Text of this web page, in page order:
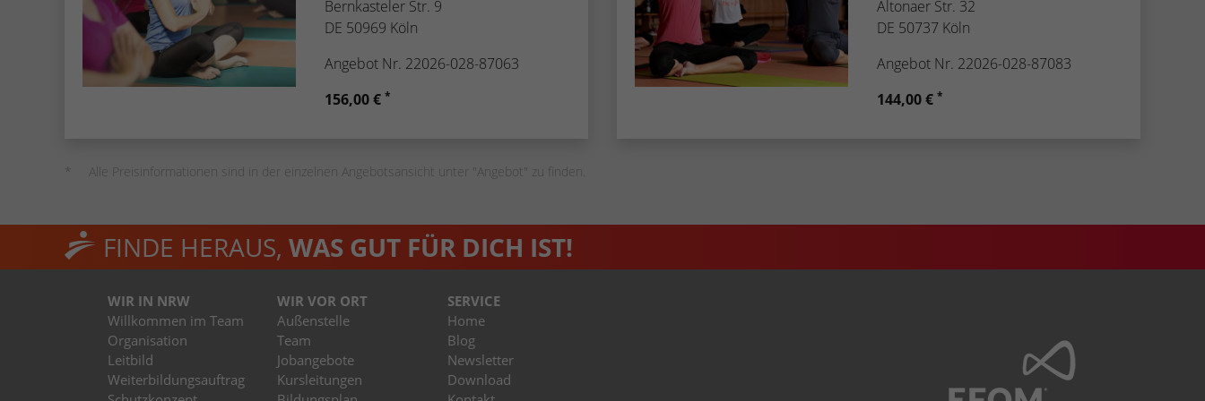
Bernkasteler Str. 9
DE 50969 Köln
Angebot Nr. 22026-028-87063
156,00 € *
Altonaer Str. 32
DE 50737 Köln
Angebot Nr. 22026-028-87083
144,00 € *
Alle Preisinformationen sind in der einzelnen Angebotsansicht unter "Angebot" zu finden.
FINDE HERAUS, WAS GUT FÜR DICH IST!
WIR IN NRW
Willkommen im Team
Organisation
Leitbild
Weiterbildungsauftrag
WIR VOR ORT
Außenstelle
Team
Jobangebote
Kursleitungen
SERVICE
Home
Blog
Newsletter
Download
Zugang zu geschützten Bereichen gewährt.
weisen eine randoly generierte Nummer zu, um
eindeutige Besucher zu identifizieren.
Laufzeit 1 Tag
Informationen darüber zu speichern, wie
Besucher eine Website nutzen, und hilft bei der